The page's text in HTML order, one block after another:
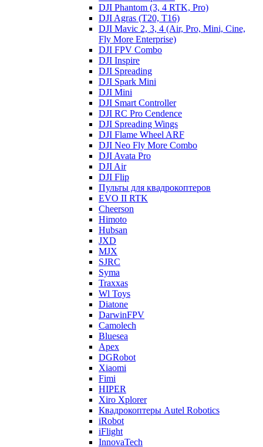
DJI Phantom (3, 4 RTK, Pro)
DJI Agras (T20, T16)
DJI Mavic 2, 3, 4 (Air, Pro, Mini, Cine,
Fly More Enterprise)
DJI FPV Combo
DJI Inspire
DJI Spreading
DJI Spark Mini
DJI Mini
DJI Smart Controller
DJI RC Pro Cendence
DJI Spreading Wings
DJI Flame Wheel ARF
DJI Neo Fly More Combo
DJI Avata Pro
DJI Air
DJI Flip
Пульты для квадрокоптеров
EVO II RTK
Cheerson
Himoto
Hubsan
JXD
MJX
SJRC
Syma
Traxxas
Wl Toys
Diatone
DarwinFPV
Camolech
Bluesea
Apex
DGRobot
Xiaomi
Fimi
HIPER
Xiro Xplorer
Квадрокоптеры Autel Robotics
iRobot
iFlight
InnovaTech